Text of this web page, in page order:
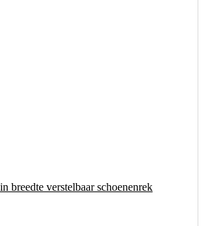
breedte verstelbaar schoenenrek